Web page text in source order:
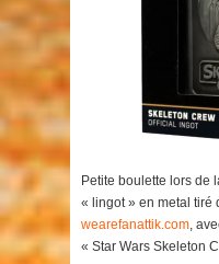
Petite boulette lors de
« lingot » en metal tiré
wearefanattik.com,
« Star Wars Skeleton